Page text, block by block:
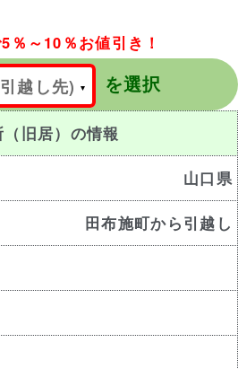
％～10％お値引き！
越し先) を選択
旧居）の情報
山口県
田布施町から引越し